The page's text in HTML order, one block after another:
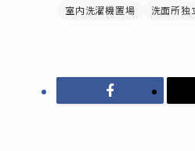
室内洗濯機置場
洗面所独